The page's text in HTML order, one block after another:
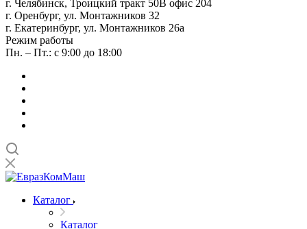
г. Челябинск, Троицкий тракт 50В офис 204
г. Оренбург, ул. Монтажников 32
г. Екатеринбург, ул. Монтажников 26а
Режим работы
Пн. – Пт.: с 9:00 до 18:00
Каталог
Каталог